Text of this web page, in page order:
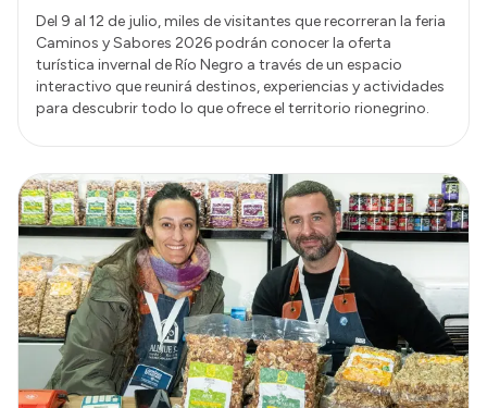
Del 9 al 12 de julio, miles de visitantes que recorreran la feria
Caminos y Sabores 2026 podrán conocer la oferta
turística invernal de Río Negro a través de un espacio
interactivo que reunirá destinos, experiencias y actividades
para descubrir todo lo que ofrece el territorio rionegrino.